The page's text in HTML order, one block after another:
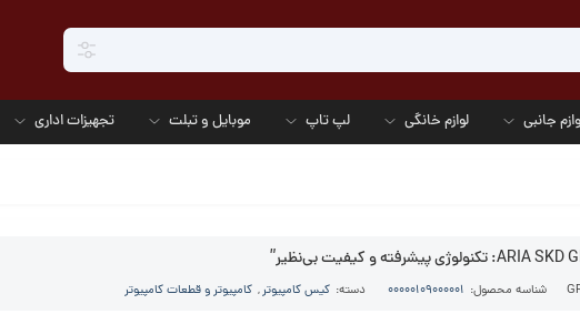
جانبی لوازم خانگی لپ تاپ موبایل و تبلت تجهیزات اداری
شناسه محصول: 00000109000001 دسته: کیس کامپیوتر, کامپیوتر و قطعات کامپیوتر